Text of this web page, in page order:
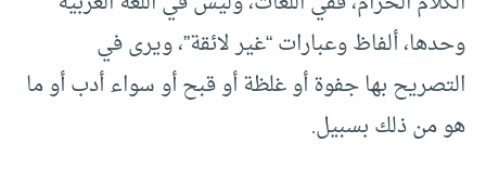
وحدها، ألفاظ وعبارات “غير لائقة”، ويرى في
التصريح بها جفوة أو غلظة أو قبح أو سواء أدب أو ما
هو من ذلك بسبيل.